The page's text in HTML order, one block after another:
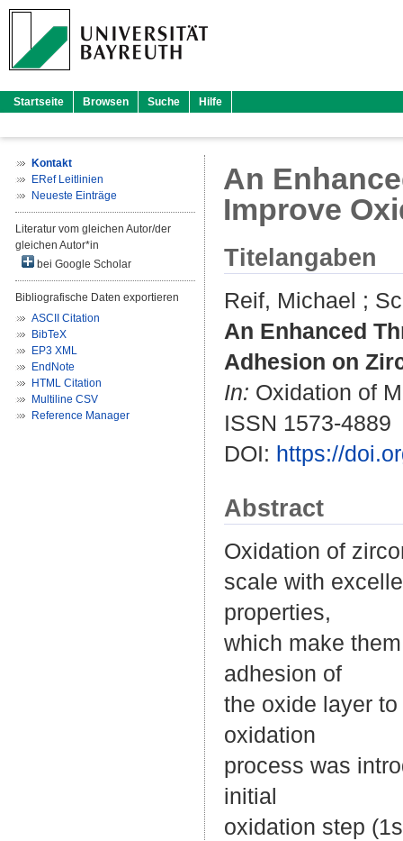
Startseite Browsen Suche Hilfe
Kontakt
ERef Leitlinien
Neueste Einträge
Literatur vom gleichen Autor/der
gleichen Autor*in
bei Google Scholar
Bibliografische Daten exportieren
ASCII Citation
BibTeX
EP3 XML
EndNote
HTML Citation
Multiline CSV
Reference Manager
An
Improve
Titelangaben
Reif, Michael ;
An Enhanced
Adhesion on
In: Oxidation of
ISSN 1573-4889
DOI: https://
Abstract
Oxidation of
scale with
properties,
which make
adhesion of
the oxide layer
oxidation
process was
initial
oxidation step